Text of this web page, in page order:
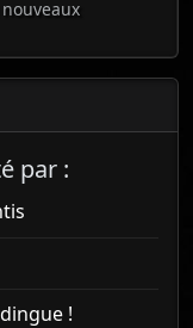
par :
!